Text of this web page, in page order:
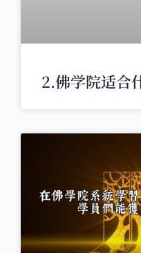
2.佛学院适合